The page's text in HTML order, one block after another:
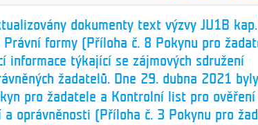
dokumenty text výzvy JU1B
formy (Příloha č. 8 Pokynu pro
informace týkající se zájmových sdružení
žadatelů. Dne 29. dubna 2021 byly
pro žadatele a Kontrolní list pro ověření
oprávněnosti (Příloha č. 3 Pokynu pro